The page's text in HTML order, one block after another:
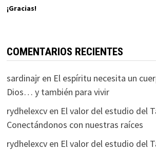
¡Gracias!
COMENTARIOS RECIENTES
sardinajren El espíritu necesita un
Dios… y también para vivir
rydhelexcven El valor del estudio del
Conectándonos con nuestras raíces
rydhelexcven El valor del estudio del